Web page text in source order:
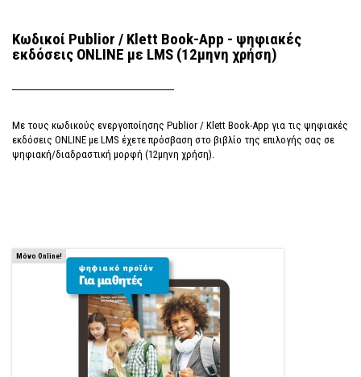
Κωδικoί Publior / Klett Book-App - ψηφιακές
εκδόσεις ONLINE με LMS (12μηνη χρήση)
Με τους κωδικoύς ενεργοποίησης Publior / Klett Book-App για τις ψηφιακές
εκδόσεις ONLINE με LMS έχετε πρόσβαση στο βιβλίο της επιλογής σας σε
ψηφιακή/διαδραστική μορφή (12μηνη χρήση).
Μόνο Online!